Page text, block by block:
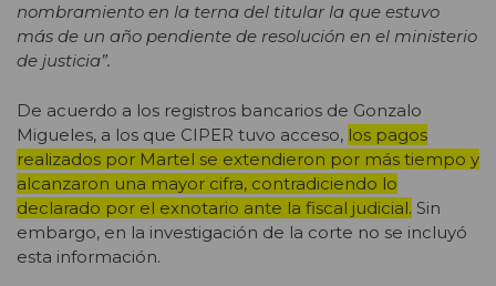
nombramiento en la terna del titular la que estuvo
más de un año pendiente de resolución en el ministerio
de justicia”.
De acuerdo a los registros bancarios de Gonzalo
Migueles, a los que CIPER tuvo acceso, los pagos
realizados por Martel se extendieron por más tiempo y
alcanzaron una mayor cifra, contradiciendo lo
declarado por el exnotario ante la fiscal judicial. Sin
embargo, en la investigación de la corte no se incluyó
esta información.